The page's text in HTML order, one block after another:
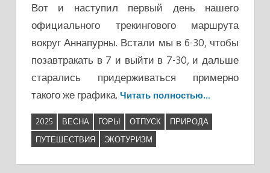
Вот и наступил первый день нашего
официального трекингового маршрута
вокруг Аннапурны. Встали мы в 6-30, чтобы
позавтракать в 7 и выйти в 7-30, и дальше
старались придерживаться примерно
такого же графика. Читать полностью…
2025 ВЕСНА ГОРЫ ОТПУСК
ПРИРОДА
ПУТЕШЕСТВИЯ
ЭКОТУРИЗМ